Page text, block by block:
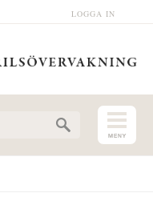
LOGGA IN